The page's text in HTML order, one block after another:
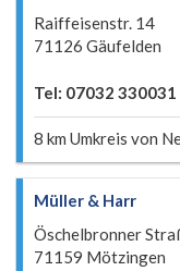
Raiffeisenstr. 14
71126 Gäufelden
Tel: 07032 330031
8 km Umkreis von
Müller & Harr
Öschelbronner
71159 Mötzingen